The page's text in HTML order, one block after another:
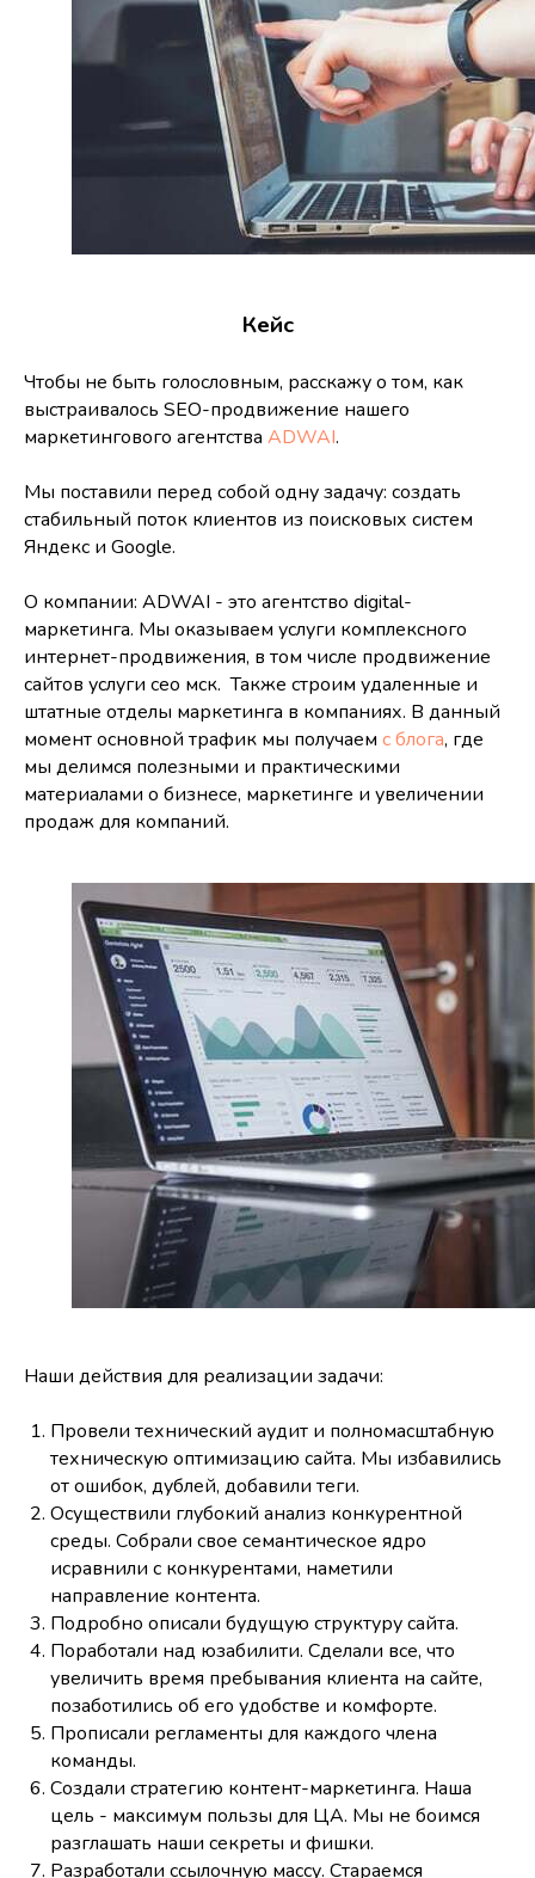
Кейс
Чтобы не быть голословным, расскажу о том, как
выстраивалось SEO-продвижение нашего
маркетингового агентства ADWAI.
Мы поставили перед собой одну задачу: создать
стабильный поток клиентов из поисковых систем
Яндекс и Google.
О компании: ADWAI - это агентство digital-
маркетинга. Мы оказываем услуги комплексного
интернет-продвижения, в том числе продвижение
сайтов услуги сео мск. Также строим удаленные и
штатные отделы маркетинга в компаниях. В данный
момент основной трафик мы получаем с блога, где
мы делимся полезными и практическими
материалами о бизнесе, маркетинге и увеличении
продаж для компаний.
Наши действия для реализации задачи:
Провели технический аудит и полномасштабную
техническую оптимизацию сайта. Мы избавились
от ошибок, дублей, добавили теги.
Осуществили глубокий анализ конкурентной
среды. Собрали свое семантическое ядро
исравнили с конкурентами, наметили
направление контента.
Подробно описали будущую структуру сайта.
Поработали над юзабилити. Сделали все, что
увеличить время пребывания клиента на сайте,
позаботились об его удобстве и комфорте.
Прописали регламенты для каждого члена
команды.
Создали стратегию контент-маркетинга. Наша
цель - максимум пользы для ЦА. Мы не боимся
разглашать наши секреты и фишки.
Разработали ссылочную массу. Стараемся